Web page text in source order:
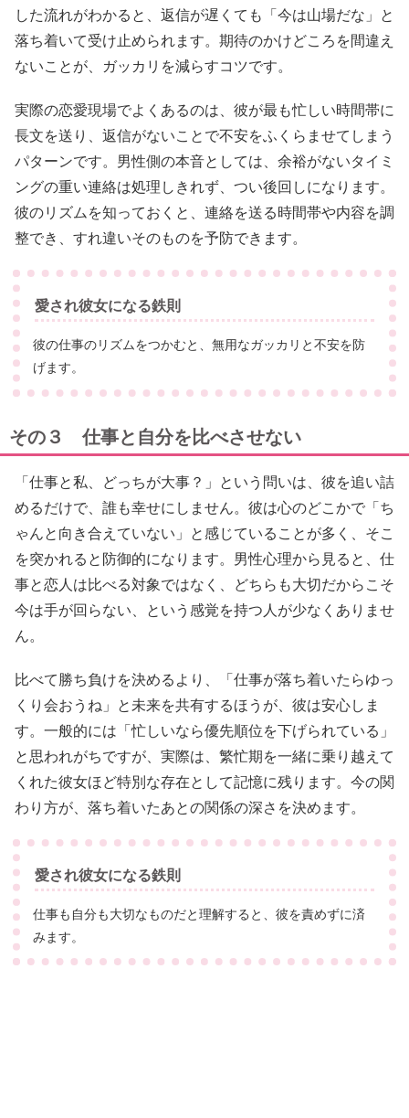
した流れがわかると、返信が遅くても「今は山場だな」と
落ち着いて受け止められます。期待のかけどころを間違え
ないことが、ガッカリを減らすコツです。
実際の恋愛現場でよくあるのは、彼が最も忙しい時間帯に
長文を送り、返信がないことで不安をふくらませてしまう
パターンです。男性側の本音としては、余裕がないタイミ
ングの重い連絡は処理しきれず、つい後回しになります。
彼のリズムを知っておくと、連絡を送る時間帯や内容を調
整でき、すれ違いそのものを予防できます。
愛され彼女になる鉄則
彼の仕事のリズムをつかむと、無用なガッカリと不安を防
げます。
その３ 仕事と自分を比べさせない
「仕事と私、どっちが大事？」という問いは、彼を追い詰
めるだけで、誰も幸せにしません。彼は心のどこかで「ち
ゃんと向き合えていない」と感じていることが多く、そこ
を突かれると防御的になります。男性心理から見ると、仕
事と恋人は比べる対象ではなく、どちらも大切だからこそ
今は手が回らない、という感覚を持つ人が少なくありませ
ん。
比べて勝ち負けを決めるより、「仕事が落ち着いたらゆっ
くり会おうね」と未来を共有するほうが、彼は安心しま
す。一般的には「忙しいなら優先順位を下げられている」
と思われがちですが、実際は、繁忙期を一緒に乗り越えて
くれた彼女ほど特別な存在として記憶に残ります。今の関
わり方が、落ち着いたあとの関係の深さを決めます。
愛され彼女になる鉄則
仕事も自分も大切なものだと理解すると、彼を責めずに済
みます。